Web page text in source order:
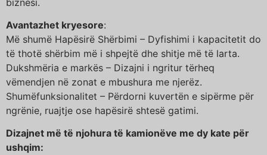
Avantazhet kryesore:
Më shumë Hapësirë Shërbimi – Dyfishimi i kapacitetit do
të thotë shërbim më i shpejtë dhe shitje më të larta.
Dukshmëria e markës – Dizajni i ngritur tërheq
vëmendjen në zonat e mbushura me njerëz.
Shumëfunksionalitet – Përdorni kuvertën e sipërme për
ngrënie, ruajtje ose hapësirë shtesë gatimi.
Dizajnet më të njohura të kamionëve me dy kate për
ushqim: